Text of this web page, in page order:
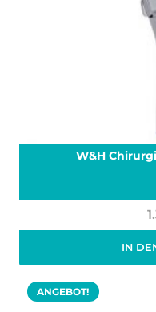
W&H
IN
ANGEBOT!